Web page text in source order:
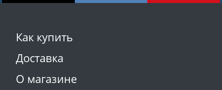
Как купить
Доставка
О магазине